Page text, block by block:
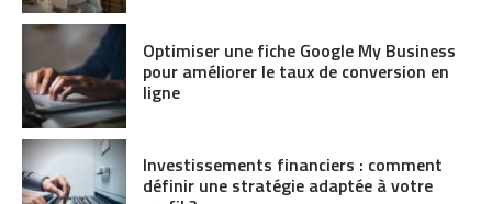
Optimiser une fiche Google My Business
pour améliorer le taux de conversion en
ligne
Investissements financiers : comment
définir une stratégie adaptée à votre